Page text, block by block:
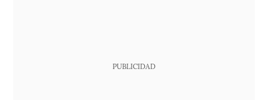
PUBLICIDAD